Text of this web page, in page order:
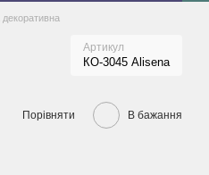
Артикул
КО-3045 Alisena
Порівняти В бажання